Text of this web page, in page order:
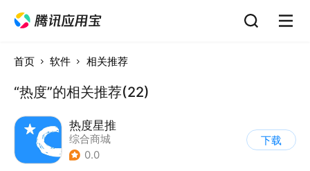
首页 软件 相关推荐
“热度”的相关推荐(22)
热度星推
综合商城
0.0
下载